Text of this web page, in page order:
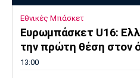
Εθνικές Μπάσκετ
Ευρωμπάσκετ U16:
την πρώτη θέση στον
13:00